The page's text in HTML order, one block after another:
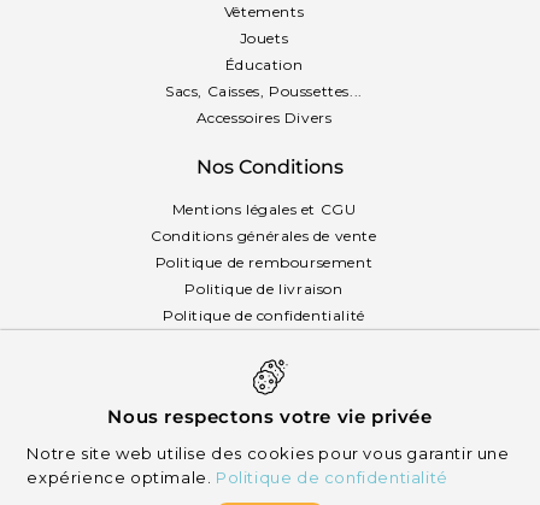
Vêtements
Jouets
Éducation
Sacs, Caisses, Poussettes...
Accessoires Divers
Nos Conditions
Mentions légales et CGU
Conditions générales de vente
Politique de remboursement
Politique de livraison
Politique de confidentialité
Français
Nous respectons votre vie privée
Notre site web utilise des cookies pour vous garantir une
expérience optimale.
Politique de confidentialité